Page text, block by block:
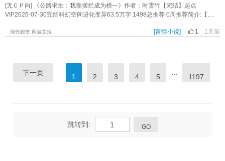
爷冲喜后，她无敌了》作者：金豆银豆小甜豆
[无ＣＰ向] 《公路求生：我靠摆烂成为榜一》作者：时雪竹【完结】起点
VIP2026-07-30完结科幻空间进化变异63.5万字 1498总推荐 0周推荐简介:【公路
里，天崩开局一无所有。面对这样的现实，苏娅只用了三秒就接受了，然后决定
好种菜除草。月末一看排行榜。苏娅：“诶，我怎么又是第一啊，真烦人。”标签：
学生《公路求生：我靠摆烂成为榜一》作者：时雪竹
现代都市,网游竞技 [言情小说] 1 1天前
下一页 1 2 3 4 5 ... 1197
跳转到: GO